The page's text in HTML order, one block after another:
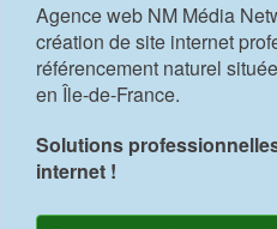
Agence web NM Média
création de site internet
référencement naturel
en Île-de-France.
Solutions
internet !